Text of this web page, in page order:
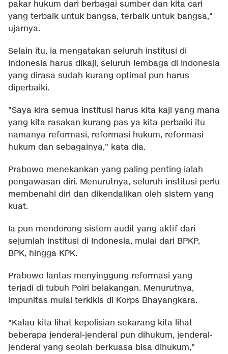
pakar hukum dari berbagai sumber dan kita cari
yang terbaik untuk bangsa, terbaik untuk bangsa,"
ujarnya.
Selain itu, ia mengatakan seluruh institusi di
Indonesia harus dikaji, seluruh lembaga di Indonesia
yang dirasa sudah kurang optimal pun harus
diperbaiki.
"Saya kira semua institusi harus kita kaji yang mana
yang kita rasakan kurang pas ya kita perbaiki itu
namanya reformasi, reformasi hukum, reformasi
hukum dan sebagainya," kata dia.
Prabowo menekankan yang paling penting ialah
pengawasan diri. Menurutnya, seluruh institusi perlu
membenahi diri dan dikendalikan oleh sistem yang
kuat.
Ia pun mendorong sistem audit yang aktif dari
sejumlah institusi di Indonesia, mulai dari BPKP,
BPK, hingga KPK.
Prabowo lantas menyinggung reformasi yang
terjadi di tubuh Polri belakangan. Menurutnya,
impunitas mulai terkikis di Korps Bhayangkara.
"Kalau kita lihat kepolisian sekarang kita lihat
beberapa jenderal-jenderal pun dihukum, jenderal-
jenderal yang seolah berkuasa bisa dihukum,"